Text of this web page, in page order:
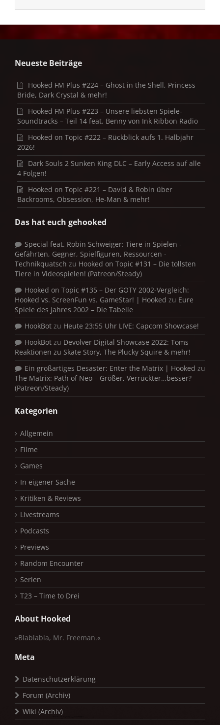
Neueste Beiträge
Hooked FM Plus #224 – Ghost in the Shell, Princess
Bride, Dark Crystal & mehr!
Hooked FM Plus #223 – Unsere liebsten Spiele-
Soundtracks – Teil 14 feat. Benny von Ink Ribbon Radio
Hooked on Topic #222 – Rückblick aufs 1. Halbjahr
2026!
Dark Souls 2 Sunken King DLC – Early Access auf alle
4 Folgen!
Hooked on Topic #221 – David & Robin über
Backrooms, Obsession, He-Man & mehr!
Das hat euch gehooked
Special feat. Robin Schweiger: Tiere in Spielen -
Gefährten, Gegner, Spielfiguren, Ressourcen -
Technikquatsch zu Hooked on Topic #131 – Die tollsten
Tiere in Videospielen! (Patreon/Steady)
Hooked on Topic #135 – Der GOTY 2002-Vergleich:
Hooked vs. ScreenFun vs. GameStar! | Hooked zu Eure
Spiele des Jahres 2002 – Die Tabelle
HookBot zu Heute 23:55 Uhr LIVE: Capcom Showcase!
HookBot zu Devolver Digital Showcase 2022: Toms
Reaktionen zu Skate Story, The Plucky Squire & mehr!
Ein großartiges Desaster: Enter the Matrix | Hooked zu
The Matrix: Path of Neo – Größer, Verrückter…besser?
(Patreon/Steady)
Kategorien
Allgemein
Filme
Games
In eigener Sache
Kritiken & Reviews
Livestreams
Podcasts
Previews
Random Encounter
Serien
T23 – Time to Drei
About Hooked
»Blablabla, Mr. Freeman.«
Meta
Datenschutzerklärung
Forum (Archiv)
Wiki (Archiv)